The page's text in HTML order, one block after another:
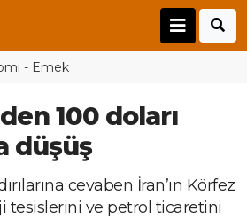
- Emek
100 doları
düşüş
cevaben İran’ın Körfez
tesislerini ve petrol ticaretini